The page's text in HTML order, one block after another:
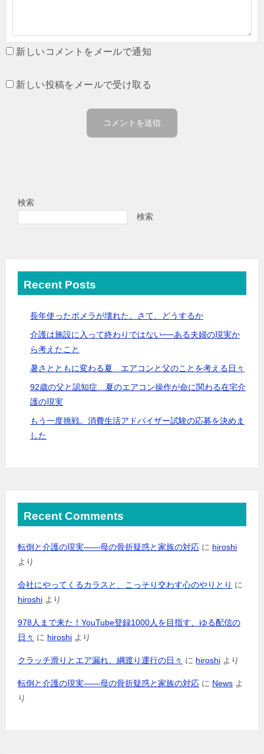
新しいコメントをメールで通知
新しい投稿をメールで受け取る
検索
検索
Recent Posts
長年使ったポメラが壊れた。さて、どうするか
介護は施設に入って終わりではない──ある夫婦の現実か
ら考えたこと
暑さとともに変わる夏 エアコンと父のことを考える日々
92歳の父と認知症…夏のエアコン操作が命に関わる在宅介
護の現実
もう一度挑戦。消費生活アドバイザー試験の応募を決めま
した
Recent Comments
転倒と介護の現実――母の骨折疑惑と家族の対応 に hiroshi
より
会社にやってくるカラスと、こっそり交わす心のやりとり に
hiroshi より
978人まで来た！YouTube登録1000人を目指す、ゆる配信の
日々 に hiroshi より
クラッチ滑りとエア漏れ、綱渡り運行の日々 に hiroshi より
転倒と介護の現実――母の骨折疑惑と家族の対応 に News よ
り